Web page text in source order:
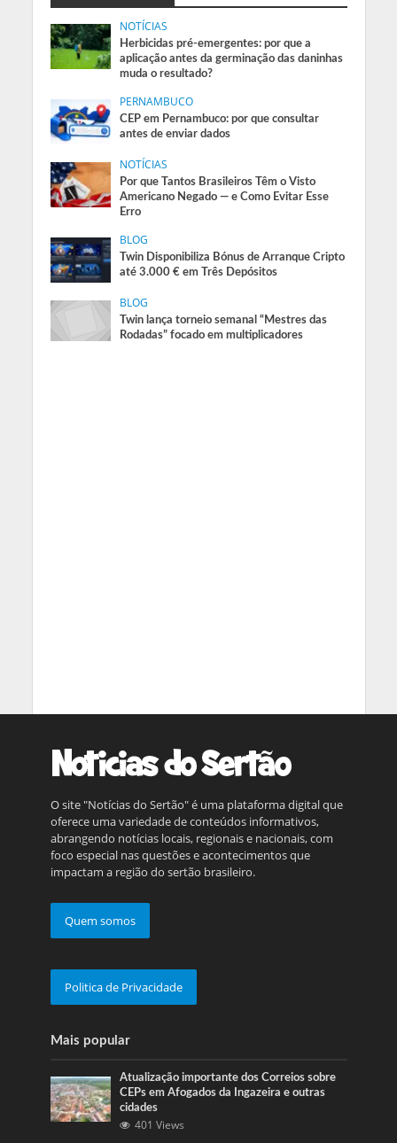
NOTÍCIAS
Herbicidas pré-emergentes: por que a
aplicação antes da germinação das daninhas
muda o resultado?
PERNAMBUCO
CEP em Pernambuco: por que consultar
antes de enviar dados
NOTÍCIAS
Por que Tantos Brasileiros Têm o Visto
Americano Negado — e Como Evitar Esse
Erro
BLOG
Twin Disponibiliza Bónus de Arranque Cripto
até 3.000 € em Três Depósitos
BLOG
Twin lança torneio semanal “Mestres das
Rodadas” focado em multiplicadores
O site "Notícias do Sertão" é uma plataforma digital que
oferece uma variedade de conteúdos informativos,
abrangendo notícias locais, regionais e nacionais, com
foco especial nas questões e acontecimentos que
impactam a região do sertão brasileiro.
Quem somos
Politica de Privacidade
Mais popular
Atualização importante dos Correios sobre
CEPs em Afogados da Ingazeira e outras
cidades
401 Views